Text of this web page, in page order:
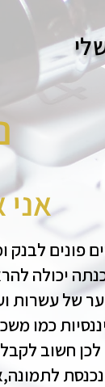
אני
פונים לבנק
יכולה
של עשרות
כמו
לכן חשוב לקבל